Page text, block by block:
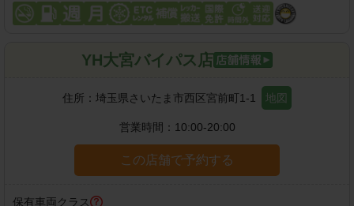
YH大宮バイパス店
住所： 埼玉県さいたま市西区宮前町1-1 地図
営業時間： 10:00-20:00
この店舗で予約する
保有車両クラス